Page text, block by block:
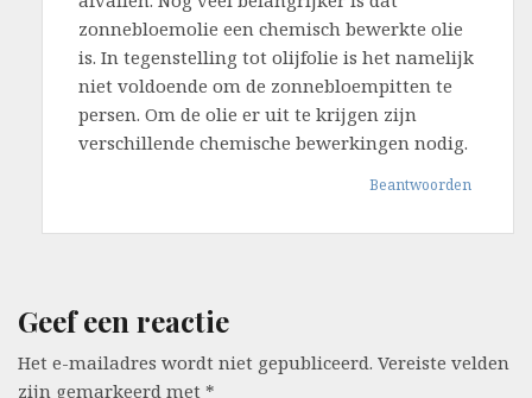
zonnebloemolie een chemisch bewerkte olie
is. In tegenstelling tot olijfolie is het namelijk
niet voldoende om de zonnebloempitten te
persen. Om de olie er uit te krijgen zijn
verschillende chemische bewerkingen nodig.
Beantwoorden
Geef een reactie
Het e-mailadres wordt niet gepubliceerd. Vereiste velden
zijn gemarkeerd met *